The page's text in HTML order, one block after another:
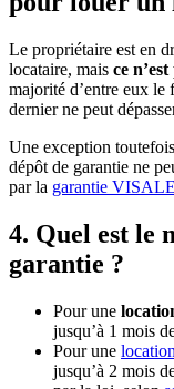
Le propriétaire est en
locataire, mais ce
majorité d’entre eux le
dernier ne peut
Une exception
dépôt de garantie ne
par la garantie VISALE
4. Quel est le
garantie ?
Pour une
jusqu’à 1 mois
Pour une
jusqu’à 2 mois